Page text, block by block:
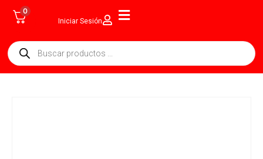
0
Iniciar Sesión